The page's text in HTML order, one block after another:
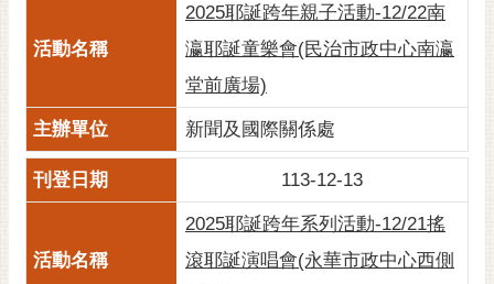
2025耶誕跨年親子活動-12/22南
瀛耶誕童樂會(民治市政中心南瀛
堂前廣場)
新聞及國際關係處
113-12-13
2025耶誕跨年系列活動-12/21搖
滾耶誕演唱會(永華市政中心西側